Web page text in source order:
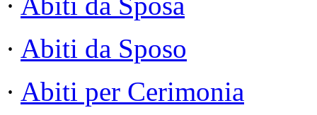
· Abiti da Sposo
· Abiti per Cerimonia